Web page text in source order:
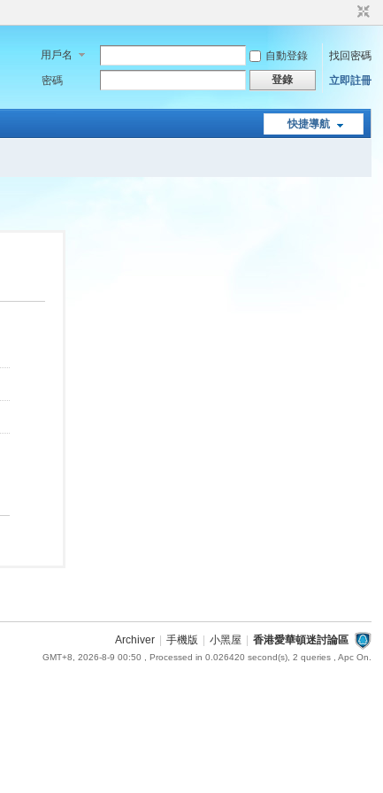
用戶名 自動登錄
找回密碼
密碼
登錄 立即註冊
快捷導航
Archiver 手機版 小黑屋 香港愛華頓迷討論區
GMT+8, 2026-8-9 00:50 , Processed in 0.026420 second(s), 2 queries , Apc On.